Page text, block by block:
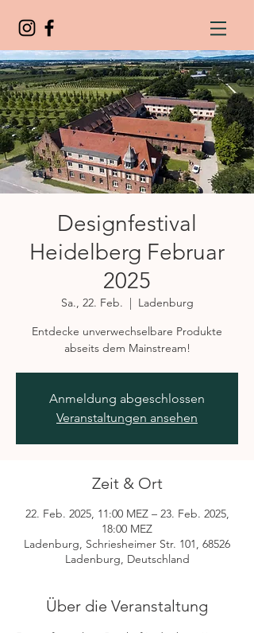
Designfestival
Heidelberg Februar
2025
Sa., 22. Feb.
  |
Ladenburg
Entdecke unverwechselbare Produkte
abseits dem Mainstream!
Anmeldung abgeschlossen
Veranstaltungen ansehen
Zeit & Ort
22. Feb. 2025, 11:00 MEZ – 23. Feb. 2025,
18:00 MEZ
Ladenburg, Schriesheimer Str. 101, 68526
Ladenburg, Deutschland
Über die Veranstaltung